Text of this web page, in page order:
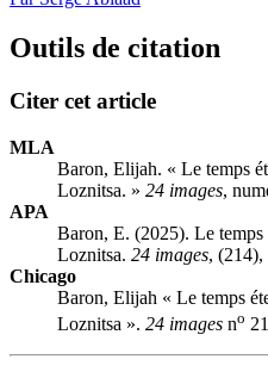
Outils de citation
Citer cet article
MLA
Baron, Elijah. « Le temps
Loznitsa. » 24 images,
APA
Baron, E. (2025). Le temps
Loznitsa. 24 images, (214),
Chicago
Baron, Elijah « Le temps
Loznitsa ». 24 images no